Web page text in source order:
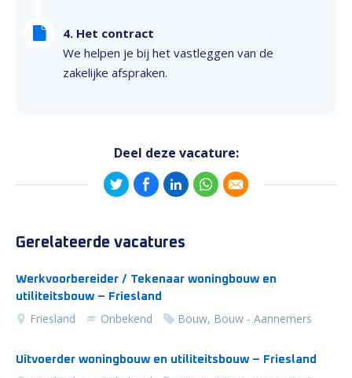
4. Het contract
We helpen je bij het vastleggen van de
zakelijke afspraken.
Deel deze vacature:
Gerelateerde vacatures
Werkvoorbereider / Tekenaar woningbouw en
utiliteitsbouw – Friesland
Friesland Onbekend Bouw, Bouw - Aannemers
Uitvoerder woningbouw en utiliteitsbouw – Friesland